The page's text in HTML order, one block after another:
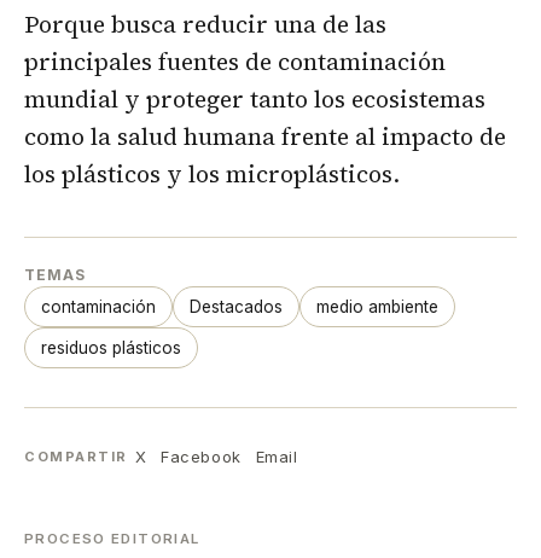
Porque busca reducir una de las
principales fuentes de contaminación
mundial y proteger tanto los ecosistemas
como la salud humana frente al impacto de
los plásticos y los microplásticos.
TEMAS
contaminación Destacados medio ambiente
residuos plásticos
COMPARTIR X Facebook Email
PROCESO EDITORIAL